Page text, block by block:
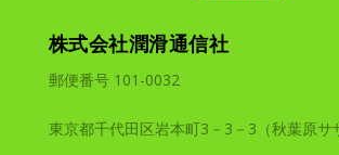
株式会社潤滑通信社
郵便番号 101-0032
東京都千代田区岩本町3－3－3（秋葉原サ